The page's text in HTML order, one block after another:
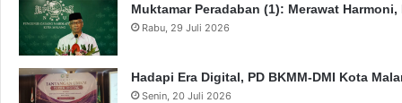
Muktamar Peradaban (1): Merawat
Rabu, 29 Juli 2026
Hadapi Era Digital, PD BKMM-DMI Kota
Senin, 20 Juli 2026